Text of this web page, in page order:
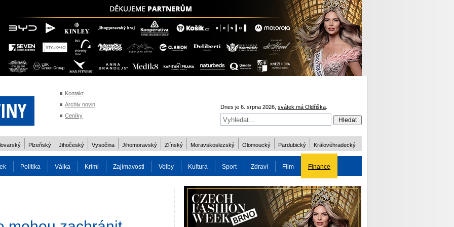
Kontakt
Archiv novin
Ceníky
Dnes je 6. srpna 2026, svátek má Oldřiška
Plzeňský Jihočeský Vysočina Jihomoravský Zlínský Moravskoslezský Olomoucký Pardubický Královéhradecký
Politika Válka Krimi Zajímavosti Volby Kultura Sport Zdraví Film Finance
Charita Osobnost Více ODM 2016